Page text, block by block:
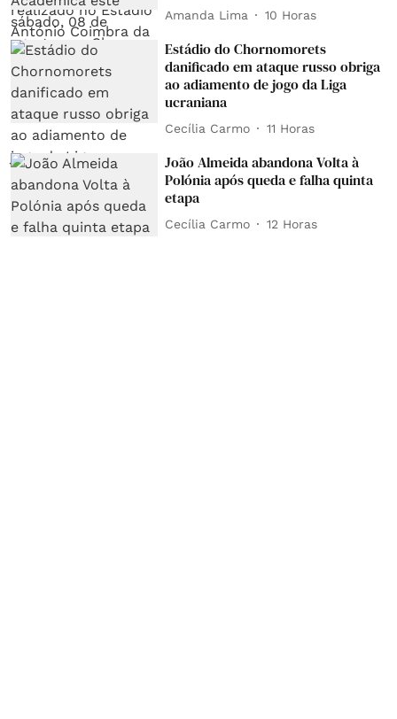
Amanda Lima 10 Horas
Estádio do Chornomorets
danificado em ataque russo obriga
ao adiamento de jogo da Liga
ucraniana
Cecília Carmo 11 Horas
João Almeida abandona Volta à
Polónia após queda e falha quinta
etapa
Cecília Carmo 12 Horas